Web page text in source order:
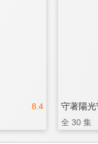
8.4 守著陽
全 30 集